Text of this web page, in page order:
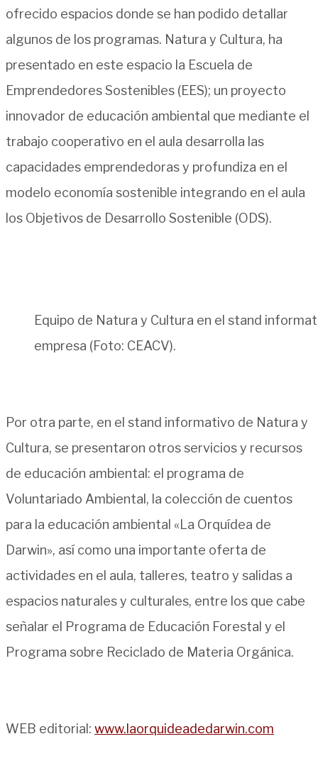
ofrecido espacios donde se han podido detallar
algunos de los programas. Natura y Cultura, ha
presentado en este espacio la Escuela de
Emprendedores Sostenibles (EES); un proyecto
innovador de educación ambiental que mediante el
trabajo cooperativo en el aula desarrolla las
capacidades emprendedoras y profundiza en el
modelo economía sostenible integrando en el aula
los Objetivos de Desarrollo Sostenible (ODS).
Equipo de Natura y Cultura en el stand
empresa (Foto: CEACV).
Por otra parte, en el stand informativo de Natura y
Cultura, se presentaron otros servicios y recursos
de educación ambiental: el programa de
Voluntariado Ambiental, la colección de cuentos
para la educación ambiental «La Orquídea de
Darwin», así como una importante oferta de
actividades en el aula, talleres, teatro y salidas a
espacios naturales y culturales, entre los que cabe
señalar el Programa de Educación Forestal y el
Programa sobre Reciclado de Materia Orgánica.
WEB editorial: www.laorquideadedarwin.com